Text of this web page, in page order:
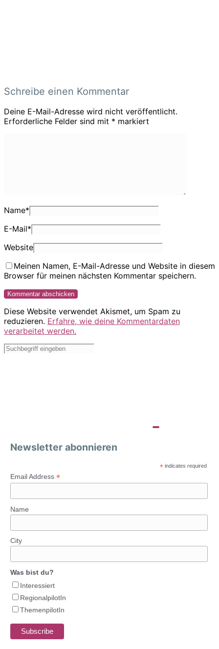
Schreibe einen Kommentar
Deine E-Mail-Adresse wird nicht veröffentlicht.
Erforderliche Felder sind mit * markiert
Name*
E-Mail*
Website
Meinen Namen, E-Mail-Adresse und Website in diesem
Browser für meinen nächsten Kommentar speichern.
Diese Website verwendet Akismet, um Spam zu
reduzieren. Erfahre, wie deine Kommentardaten
verarbeitet werden.
Newsletter abonnieren
* indicates required
Email Address *
Name
City
Was bist du?
Interessiert
RegionalpilotIn
ThemenpilotIn